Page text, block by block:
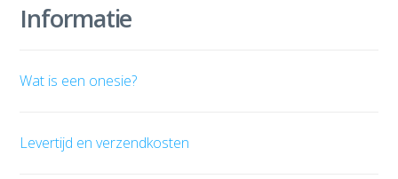
Informatie
Wat is een onesie?
Levertijd en verzendkosten